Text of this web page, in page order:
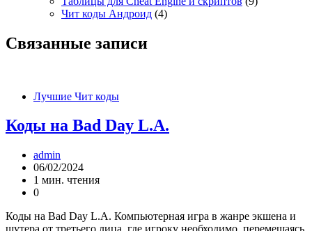
Чит коды Андроид (4)
Связанные записи
Лучшие Чит коды
Коды на Bad Day L.A.
admin
06/02/2024
1 мин. чтения
0
Коды на Bad Day L.A. Компьютерная игра в жанре экшена и